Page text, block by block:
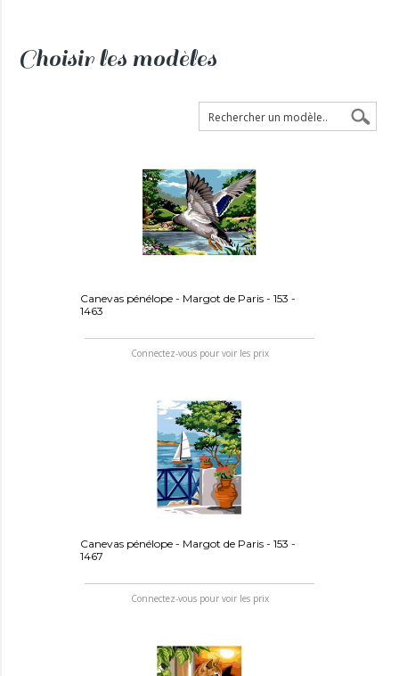
Choisir les modèles
Canevas pénélope - Margot de Paris - 153 -
1463
Connectez-vous pour voir les prix
Canevas pénélope - Margot de Paris - 153 -
1467
Connectez-vous pour voir les prix